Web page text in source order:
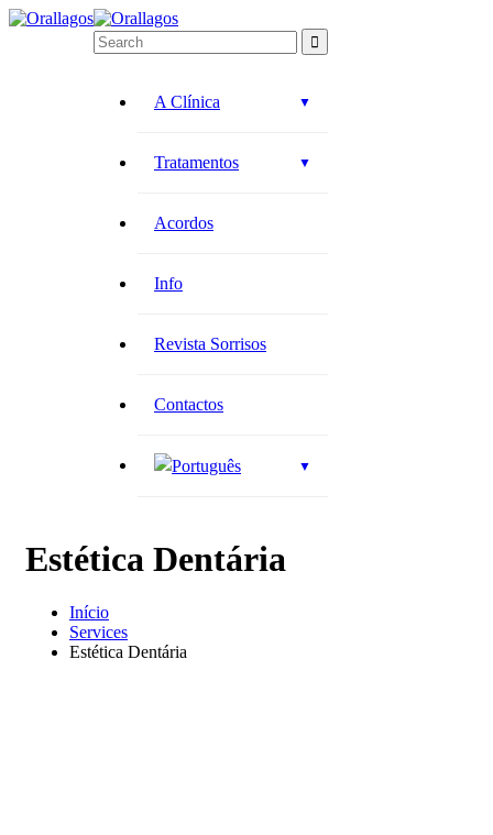
A Clínica
Tratamentos
Acordos
Info
Revista Sorrisos
Contactos
Estética Dentária
Início
Services
Estética Dentária